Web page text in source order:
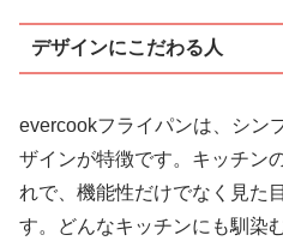
デザインにこだわる人
evercookフライパンは、シン
ザインが特徴です。キッチン
れで、機能性だけでなく見た
す。どんなキッチンにも馴染